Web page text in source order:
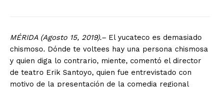
MÉRIDA (Agosto 15, 2019).– El yucateco es demasiado
chismoso. Dónde te voltees hay una persona chismosa
y quien diga lo contrario, miente, comentó el director
de teatro Erik Santoyo, quien fue entrevistado con
motivo de la presentación de la comedia regional